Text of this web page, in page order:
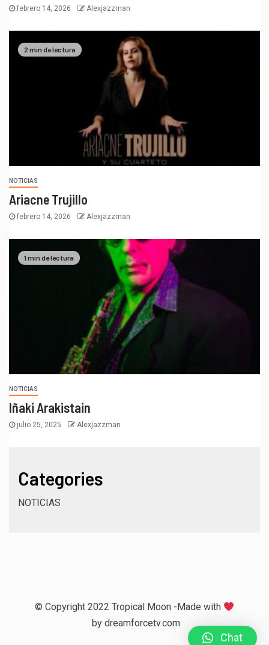
febrero 14, 2026 Alexjazzman
2 min de lectura
NOTICIAS
Ariacne Trujillo
febrero 14, 2026 Alexjazzman
1 min de lectura
NOTICIAS
Iñaki Arakistain
julio 25, 2025 Alexjazzman
Categories
NOTICIAS
© Copyright 2022 Tropical Moon -Made with
by dreamforcetv.com
Chat